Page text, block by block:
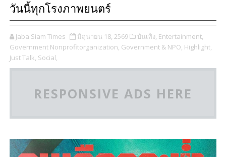
วันนี้ทุกโรงภาพยนตร์
Jaba Siam Times มิถุนายน 18, 2569 บันเทิง, Entertainment,
Government Nonprofitorganization, Government & NPO, Highlight,
Just Talk, Social,
RESPONSIVE ADS HERE